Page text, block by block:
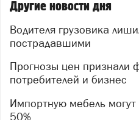
Другие новости дня
Водителя грузовика лишили прав после ДТП с
пострадавшими
Прогнозы цен признали фактором давления на
потребителей и бизнес
Импортную мебель могут обложить пошлинами до
50%